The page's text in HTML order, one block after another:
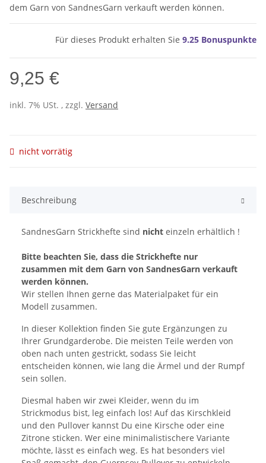
dem Garn von SandnesGarn verkauft werden können.
Für dieses Produkt erhalten Sie 9.25 Bonuspunkte
9,25 €
inkl. 7% USt. , zzgl. Versand
nicht vorrätig
Beschreibung
SandnesGarn Strickhefte sind nicht einzeln erhältlich !
Bitte beachten Sie, dass die Strickhefte nur
zusammen mit dem Garn von SandnesGarn verkauft
werden können.
Wir stellen Ihnen gerne das Materialpaket für ein
Modell zusammen.
In dieser Kollektion finden Sie gute Ergänzungen zu
Ihrer Grundgarderobe. Die meisten Teile werden von
oben nach unten gestrickt, sodass Sie leicht
entscheiden können, wie lang die Ärmel und der Rumpf
sein sollen.
Diesmal haben wir zwei Kleider, wenn du im
Strickmodus bist, leg einfach los! Auf das Kirschkleid
und den Pullover kannst Du eine Kirsche oder eine
Zitrone sticken. Wer eine minimalistischere Variante
möchte, lässt es einfach weg. Es hat besonders viel